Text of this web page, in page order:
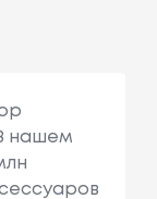
нашем